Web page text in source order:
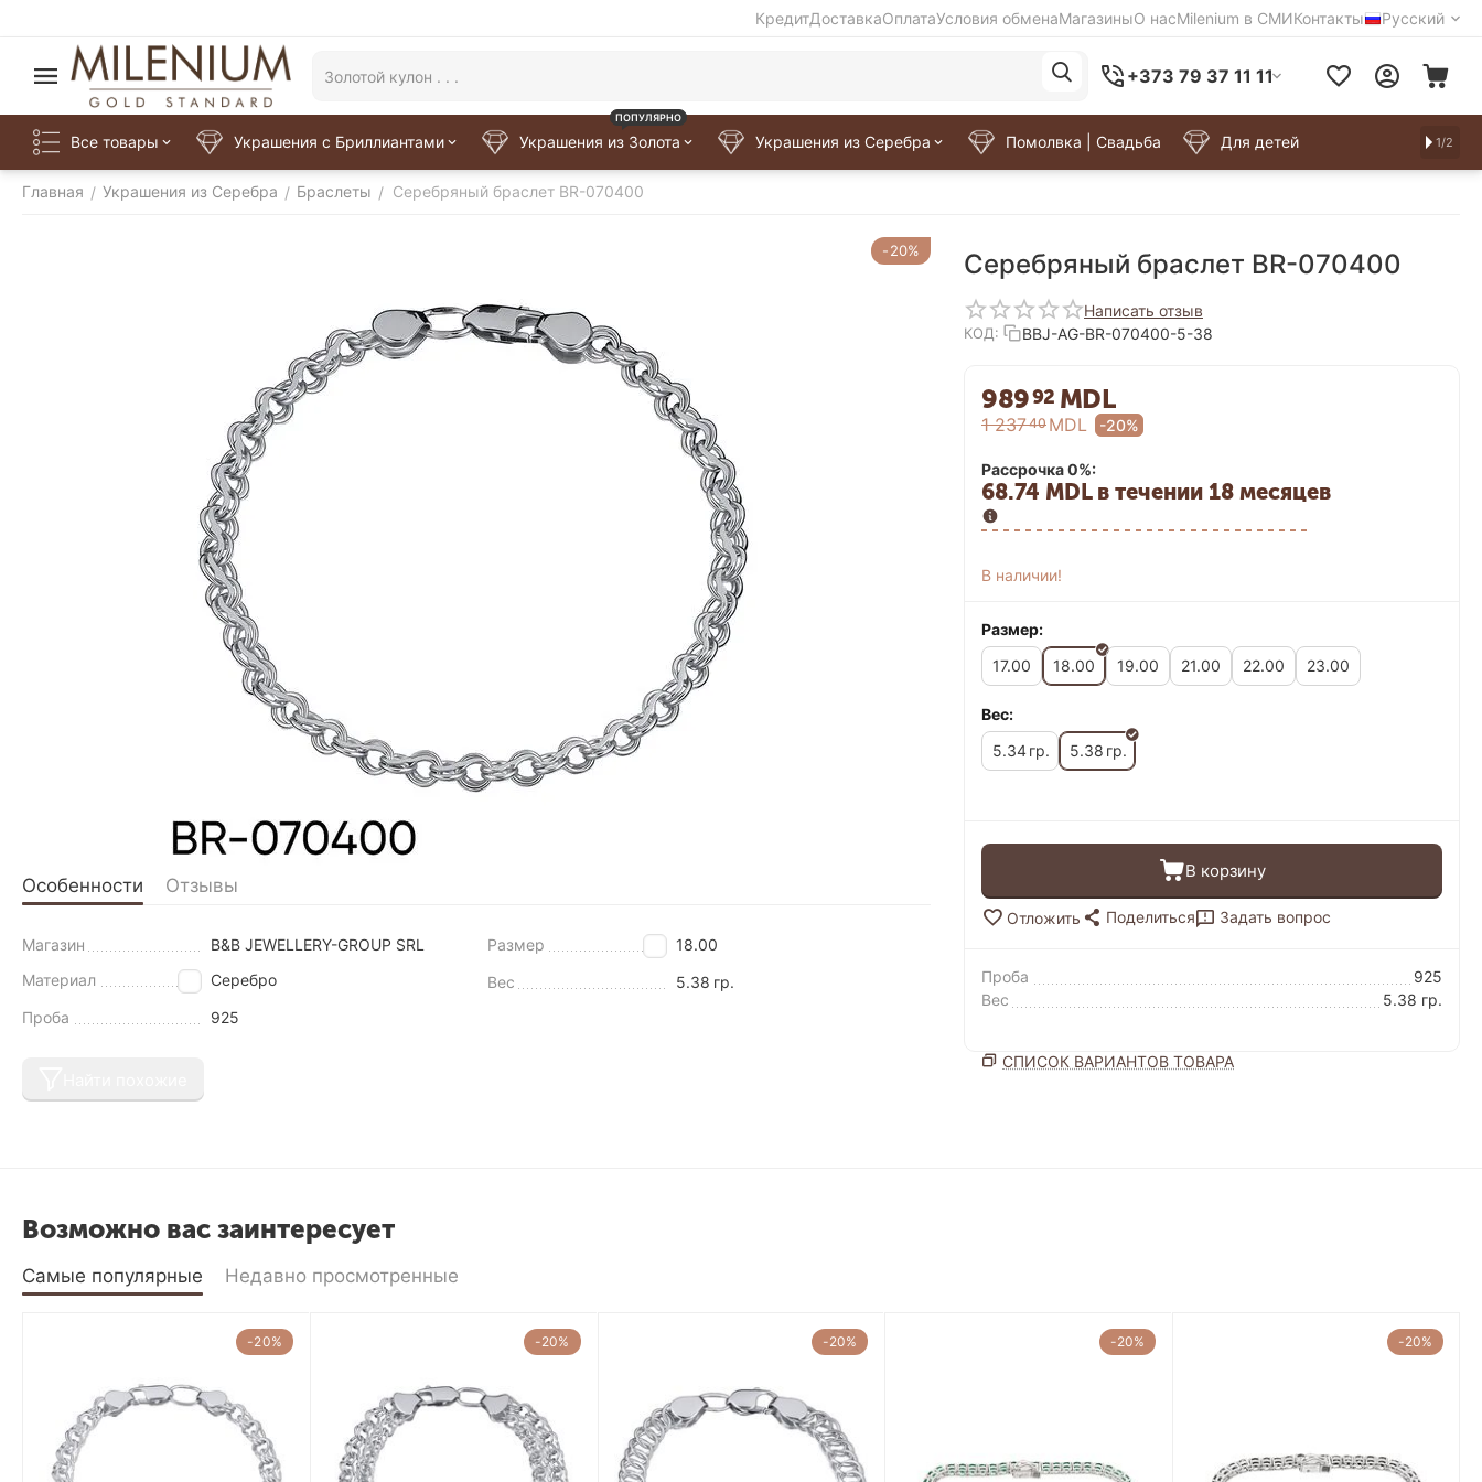
КредитДоставкаОплатаУсловия обменаМагазиныО насMilenium в СМИКонтакты Русский
+373 79 37 11 11
Все товары Украшения с Бриллиантами Украшения из Золота
ПОПУЛЯРНО
Украшения из Серебра Помолвка | Свадьба Для детей 1/2
Главная / Украшения из Серебра / Браслеты / Серебряный браслет BR-070400
Серебряный браслет BR-070400
Написать отзыв
КОД: BBJ-AG-BR-070400-5-38
98992 MDL
1 23740 MDL -20%
Рассрочка 0%:
68.74 MDL в течении 18 месяцев
В наличии!
Размер:
17.00
18.00 19.00 21.00 22.00 23.00
Вес:
5.34гр. 5.38 гр.
В корзину
Отложить Поделиться Задать вопрос
Проба
925
Вес
5.38 гр.
СПИСОК ВАРИАНТОВ ТОВАРА
-20%
Особенности Отзывы
Магазин
B&B JEWELLERY-GROUP SRL
Материал
Серебро
Проба
925
Размер
18.00
Вес
5.38 гр.
Возможно вас заинтересует
Самые популярные Недавно просмотренные
-20% -20% -20% -20% -20%